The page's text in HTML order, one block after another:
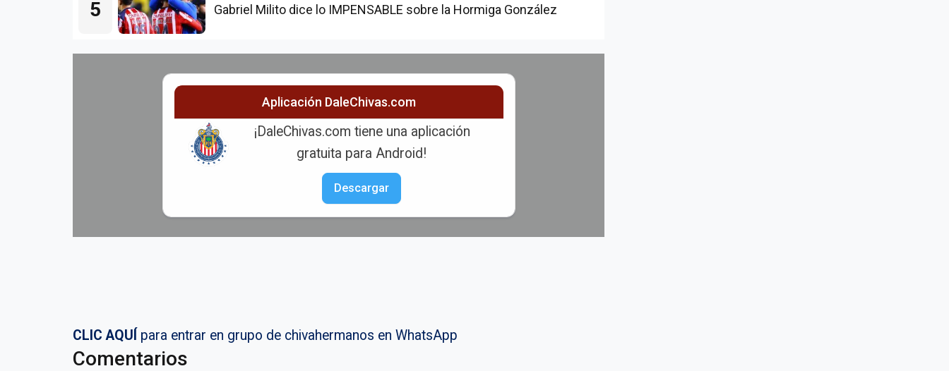
5 Gabriel Milito dice lo IMPENSABLE sobre la Hormiga González
Aplicación DaleChivas.com
¡DaleChivas.com tiene una aplicación
gratuita para Android!
Descargar
CLIC AQUÍ para entrar en grupo de chivahermanos en WhatsApp
Comentarios